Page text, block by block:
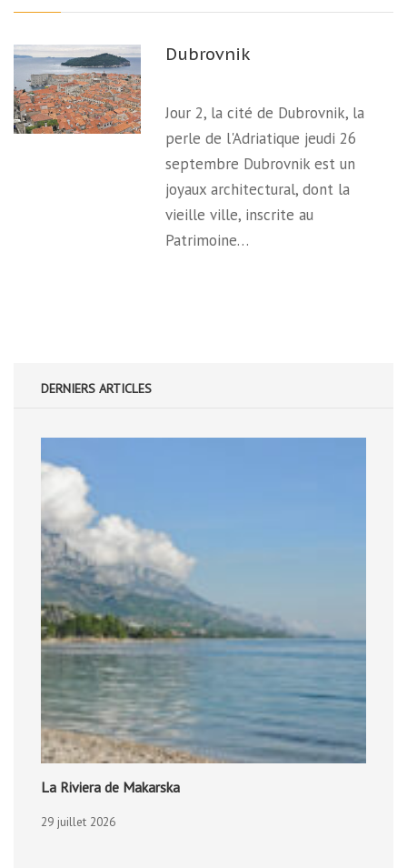
Dubrovnik
Jour 2, la cité de Dubrovnik, la
perle de l'Adriatique jeudi 26
septembre Dubrovnik est un
joyaux architectural, dont la
vieille ville, inscrite au
Patrimoine…
DERNIERS ARTICLES
La Riviera de Makarska
29 juillet 2026